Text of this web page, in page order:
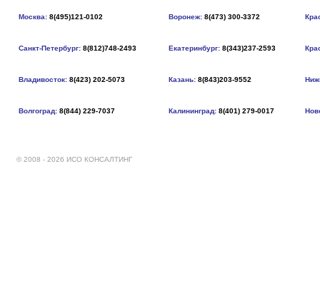
Москва: 8(495)121-0102 Воронеж: 8(473) 300-3372
Санкт-Петербург: 8(812)748-2493 Екатеринбург: 8(343)237-2593
Владивосток: 8(423) 202-5073 Казань: 8(843)203-9552
Волгоград: 8(844) 229-7037 Калининград: 8(401) 279-0017
© 2008 - 2026 ИСО КОНСАЛТИНГ